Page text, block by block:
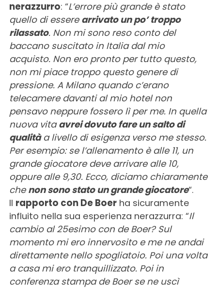
nerazzurro: “L’errore più grande è stato
quello di essere arrivato un po’ troppo
rilassato. Non mi sono reso conto del
baccano suscitato in Italia dal mio
acquisto. Non ero pronto per tutto questo,
non mi piace troppo questo genere di
pressione. A Milano quando c’erano
telecamere davanti al mio hotel non
pensavo neppure fossero lì per me. In quella
nuova vitaavrei dovuto fare un salto di
qualitàa livello di esigenza verso me stesso.
Per esempio: se l’allenamento è alle 11, un
grande giocatore deve arrivare alle 10,
oppure alle 9,30. Ecco, diciamo chiaramente
che non sono stato un grande giocatore“.
Il rapporto con De Boerha sicuramente
influito nella sua esperienza nerazzurra: “Il
cambio al 25esimo con de Boer? Sul
momento mi ero innervosito e me ne andai
direttamente nello spogliatoio. Poi una volta
a casa mi ero tranquillizzato. Poi in
conferenza stampa de Boer se ne uscì